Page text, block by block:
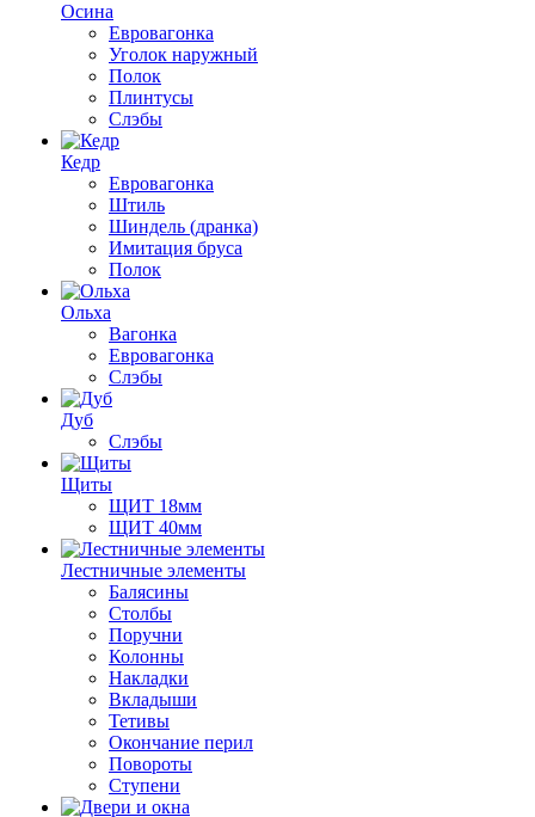
Осина
Евровагонка
Уголок наружный
Полок
Плинтусы
Слэбы
Кедр
Евровагонка
Штиль
Шиндель (дранка)
Имитация бруса
Полок
Ольха
Вагонка
Евровагонка
Слэбы
Дуб
Слэбы
Щиты
ЩИТ 18мм
ЩИТ 40мм
Лестничные элементы
Балясины
Столбы
Поручни
Колонны
Накладки
Вкладыши
Тетивы
Окончание перил
Повороты
Ступени